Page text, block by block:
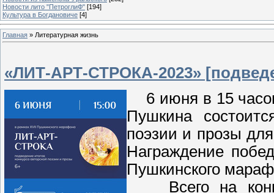
Новости лито "ПетроглиФ" [194]
Культура в Богдановиче [4]
Главная » Литературная жизнь
«ЛИТ-АРТ-СТРОКА-2023»
6 июня в 15
Пушкина
поэзии и прозы
Награждение
Пушкинского
Всего на